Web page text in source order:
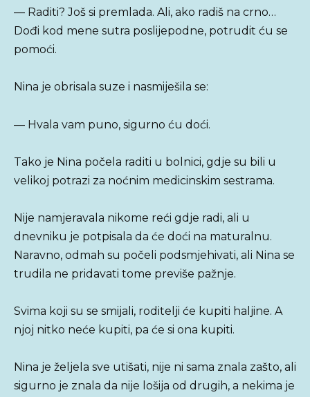
— Raditi? Još si premlada. Ali, ako radiš na crno…
Dođi kod mene sutra poslijepodne, potrudit ću se
pomoći.
Nina je obrisala suze i nasmiješila se:
— Hvala vam puno, sigurno ću doći.
Tako je Nina počela raditi u bolnici, gdje su bili u
velikoj potrazi za noćnim medicinskim sestrama.
Nije namjeravala nikome reći gdje radi, ali u
dnevniku je potpisala da će doći na maturalnu.
Naravno, odmah su počeli podsmjehivati, ali Nina se
trudila ne pridavati tome previše pažnje.
Svima koji su se smijali, roditelji će kupiti haljine. A
njoj nitko neće kupiti, pa će si ona kupiti.
Nina je željela sve utišati, nije ni sama znala zašto, ali
sigurno je znala da nije lošija od drugih, a nekima je